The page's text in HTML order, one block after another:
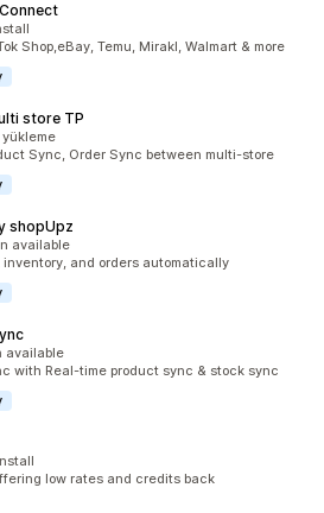
Shop,eBay, Temu, Mirakl, Walmart & more
store TP
Sync, Order Sync between multi-store
shopUpz
available
and orders automatically
available
with Real-time product sync & stock sync
low rates and credits back